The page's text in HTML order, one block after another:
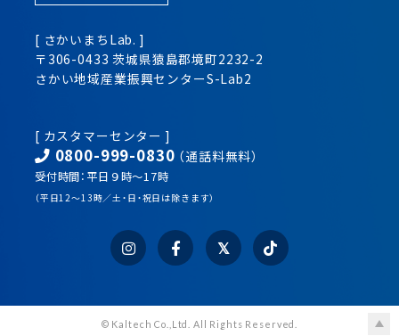
[ さかいまちLab. ]
〒306-0433 茨城県猿島郡境町2232-2
さかい地域産業振興センターS-Lab2
[ カスタマーセンター ]
0800-999-0830 （通話料無料）
受付時間：平日９時～17時
（平日12～13時／土・日・祝日は除きます）
© Kaltech Co.,Ltd. All Rights Reserved.